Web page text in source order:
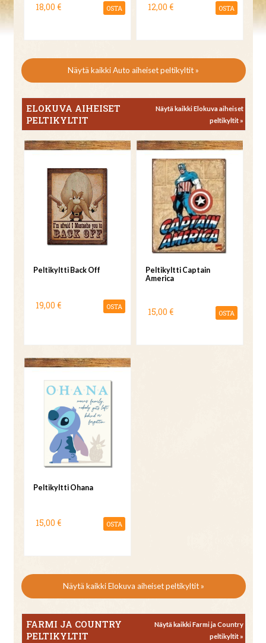
18,00 € OSTA 12,00 € OSTA
Näytä kaikki Auto aiheiset peltikyltit »
ELOKUVA AIHEISET
PELTIKYLTIT
Näytä kaikki Elokuva aiheiset
peltikyltit »
Peltikyltti Back Off
19,00 € OSTA
Peltikyltti Captain
America
15,00 € OSTA
Peltikyltti Ohana
15,00 € OSTA
Näytä kaikki Elokuva aiheiset peltikyltit »
FARMI JA COUNTRY
PELTIKYLTIT
Näytä kaikki Farmi ja Country
peltikyltit »